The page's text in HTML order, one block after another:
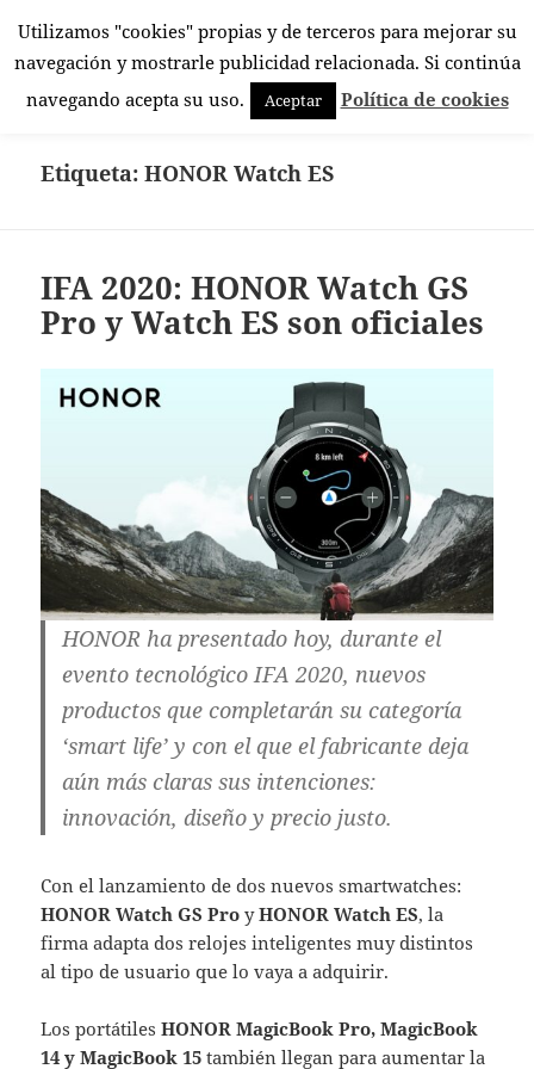
El Rincón Androide
MENÚ
Y
Etiqueta:HONOR Watch ES
IFA 2020: HONOR Watch GS
Pro y Watch ES son oficiales
HONOR ha presentado hoy, durante el
evento tecnológico IFA 2020, nuevos
productos que completarán su categoría
‘smart life’ y con el que el fabricante deja
aún más claras sus intenciones:
innovación, diseño y precio justo.
Con el lanzamiento de dos nuevos smartwatches:
HONOR Watch GS Pro yHONOR Watch ES, la
firma adapta dos relojes inteligentes muy distintos
al tipo de usuario que lo vaya a adquirir.
Los portátilesHONOR MagicBook Pro, MagicBook
14 y MagicBook 15 también llegan para aumentar la
Utilizamos "cookies" propias y de terceros para mejorar su
navegación y mostrarle publicidad relacionada. Si continúa
navegando acepta su uso.
Aceptar Política de cookies